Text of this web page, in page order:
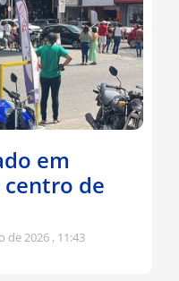
em
de
de 2026 11:43